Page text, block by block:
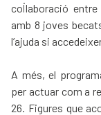
col·laboració
amb 8 joves
l’ajuda si
A més, el
per actuar com a
26. Figures que